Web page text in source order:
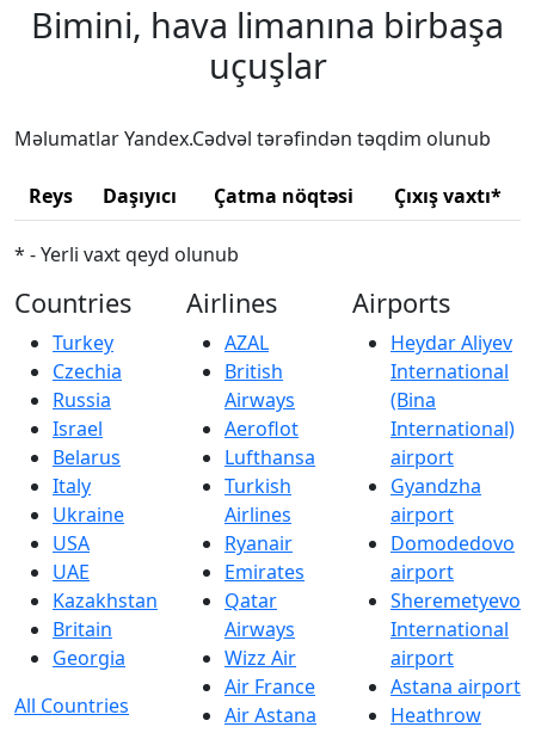
Bimini, hava limanına birbaşa
uçuşlar
Məlumatlar Yandex.Cədvəl tərəfindən təqdim olunub
Reys Daşıyıcı Çatma nöqtəsi Çıxış vaxtı*
* - Yerli vaxt qeyd olunub
Countries
Turkey
Czechia
Russia
Israel
Belarus
Italy
Ukraine
USA
UAE
Kazakhstan
Britain
Georgia
All Countries
Airlines
AZAL
British
Airways
Aeroflot
Lufthansa
Turkish
Airlines
Ryanair
Emirates
Qatar
Airways
Wizz Air
Air France
Air Astana
Airports
Heydar Aliyev
International
(Bina
International)
airport
Gyandzha
airport
Domodedovo
airport
Sheremetyevo
International
airport
Astana airport
Heathrow